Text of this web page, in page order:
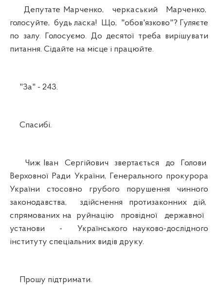
Депутате Марченко, черкаський Марченко,
голосуйте, будь ласка! Що, "обов'язково"? Гуляєте
по залу. Голосуємо. До десятої треба вирішувати
питання. Сідайте на місце і працюйте.
"За" - 243.
Спасибі.
Чиж Іван Сергійович звертається до Голови
Верховної Ради України, Генерального прокурора
України стосовно грубого порушення чинного
законодавства, здійснення протизаконних дій,
спрямованих на руйнацію провідної державної
установи - Українського науково-дослідного
інституту спеціальних видів друку.
Прошу підтримати.